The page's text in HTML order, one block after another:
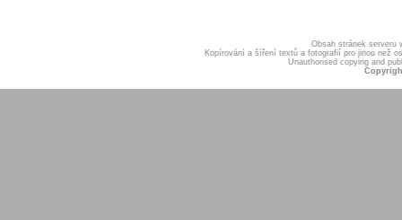
Obsah stránek serveru
Kopírování a šíření textů a fotografií pro jinou než
Unauthorised copying and